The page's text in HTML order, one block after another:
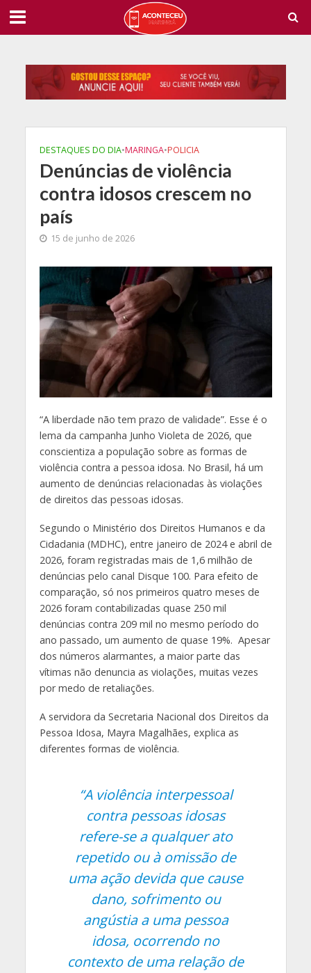
DESTAQUES DO DIA•MARINGA•POLICIA
Denúncias de violência
contra idosos crescem no
país
15 de junho de 2026
“Aliberdade não tem prazo de validade”. Esse é o
lema da campanha Junho Violeta de 2026, que
conscientiza a população sobre as formas de
violência contra a pessoa idosa. No Brasil, há um
aumento de denúncias relacionadas às violações
de direitos das pessoas idosas.
Segundo o Ministério dos Direitos Humanos e da
Cidadania (MDHC), entre janeiro de 2024 e abril de
2026, foram registradas mais de 1,6 milhão de
denúncias pelo canal Disque 100. Para efeito de
comparação, só nos primeiros quatro meses de
2026 foram contabilizadas quase 250 mil
denúncias contra 209 mil no mesmo período do
ano passado, um aumento de quase 19%. Apesar
dos números alarmantes, a maior parte das
vítimas não denuncia as violações, muitas vezes
por medo de retaliações.
A servidora da Secretaria Nacional dos Direitos da
Pessoa Idosa, Mayra Magalhães, explica as
diferentes formas de violência.
“A violência interpessoal
contra pessoas idosas
refere-se a qualquer ato
repetido ou à omissão de
uma ação devida que cause
dano, sofrimento ou
angústia a uma pessoa
idosa, ocorrendo no
contexto de uma relação de